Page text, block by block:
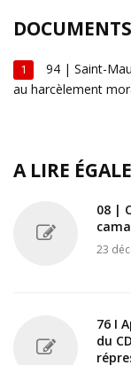
1
94 | Saint-
au harcèlement
A LIRE
08 |
23
76 I
du